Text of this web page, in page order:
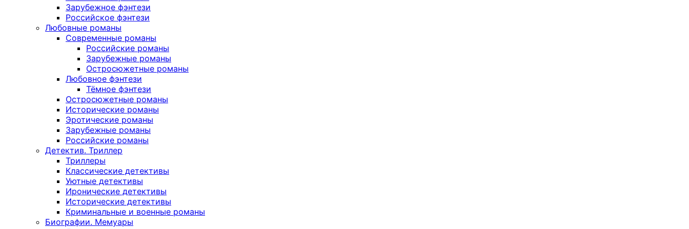
Зарубежное фэнтези
Российское фэнтези
Любовные романы
Современные романы
Российские романы
Зарубежные романы
Остросюжетные романы
Любовное фэнтези
Тёмное фэнтези
Остросюжетные романы
Исторические романы
Эротические романы
Зарубежные романы
Российские романы
Детектив. Триллер
Триллеры
Классические детективы
Уютные детективы
Иронические детективы
Исторические детективы
Криминальные и военные романы
Биографии. Мемуары